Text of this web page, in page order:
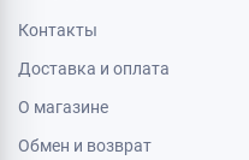
Контакты
Доставка и оплата
О магазине
Обмен и возврат